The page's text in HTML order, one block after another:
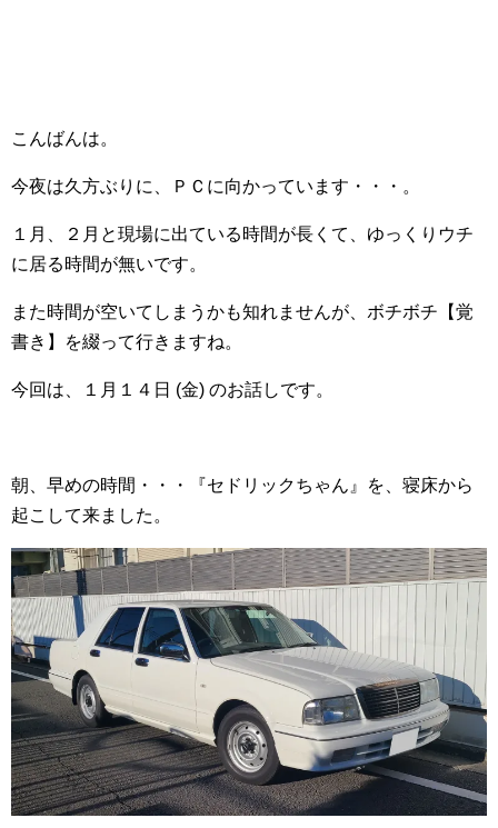
こんばんは。
今夜は久方ぶりに、ＰＣに向かっています・・・。
１月、２月と現場に出ている時間が長くて、ゆっくりウチ
に居る時間が無いです。
また時間が空いてしまうかも知れませんが、ボチボチ【覚
書き】を綴って行きますね。
今回は、１月１４日 (金) のお話しです。
朝、早めの時間・・・『セドリックちゃん』を、寝床から
起こして来ました。